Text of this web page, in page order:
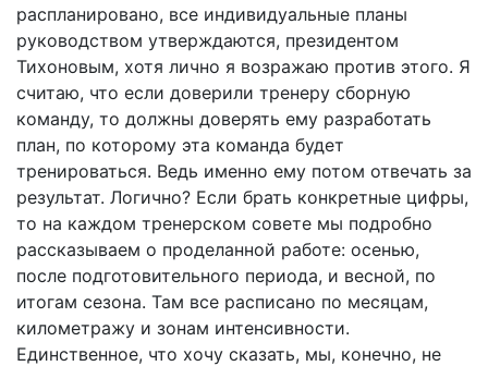
распланировано, все индивидуальные планы
руководством утверждаются, президентом
Тихоновым, хотя лично я возражаю против этого. Я
считаю, что если доверили тренеру сборную
команду, то должны доверять ему разработать
план, по которому эта команда будет
тренироваться. Ведь именно ему потом отвечать за
результат. Логично? Если брать конкретные цифры,
то на каждом тренерском совете мы подробно
рассказываем о проделанной работе: осенью,
после подготовительного периода, и весной, по
итогам сезона. Там все расписано по месяцам,
километражу и зонам интенсивности.
Единственное, что хочу сказать, мы, конечно, не